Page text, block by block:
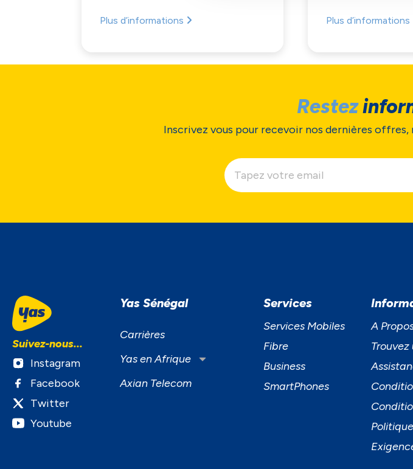
Plus d’informations Plus d’informations
Restez
Inscrivez vous pour recevoir nos dernières offres,
Suivez-nous...
Instagram
Facebook
Twitter
Youtube
Yas Sénégal
Carrières
Yas en Afrique
Axian Telecom
Services
Services Mobiles
Fibre
Business
SmartPhones
A